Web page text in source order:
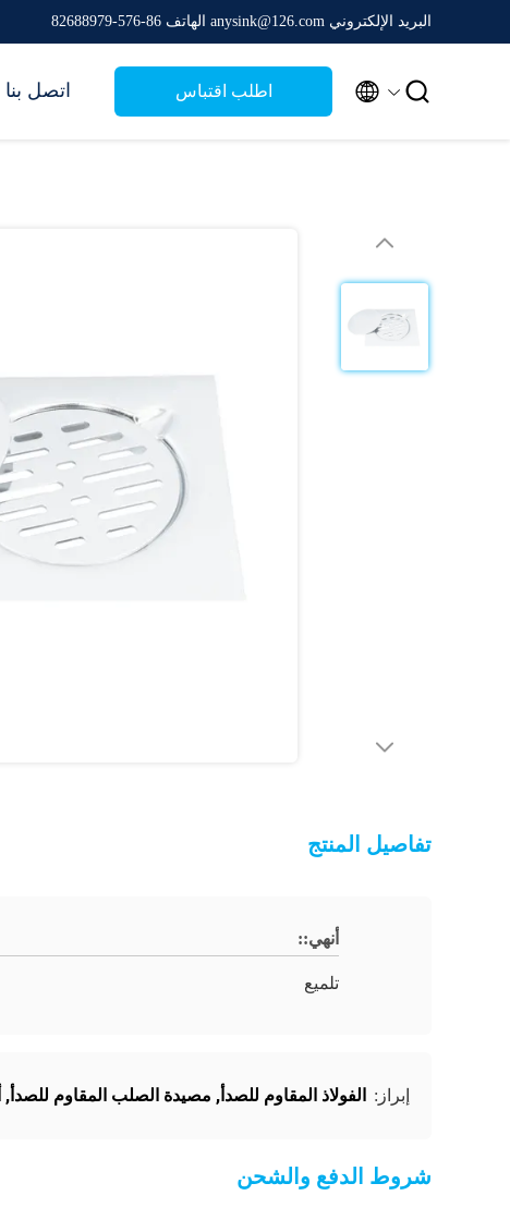
البريد الإلكتروني anysink@126.com الهاتف 86-576-82688979
اتصل بنا اطلب اقتباس  
تفاصيل المنتج
أنهي::
تلميع
إبراز: الفولاذ المقاوم للصدأ, مصيدة الصلب المقاوم للصدأ,
شروط الدفع والشحن